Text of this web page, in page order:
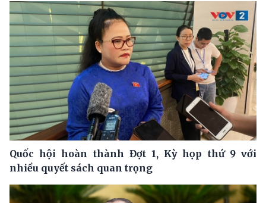
Quốc hội hoàn thành Đợt 1, Kỳ họp thứ 9 với
nhiều quyết sách quan trọng